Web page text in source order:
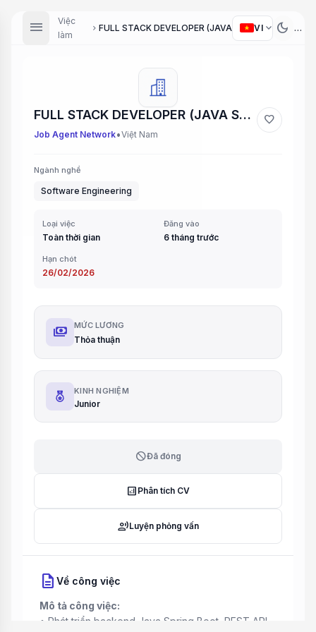
menu
Việc
làm
chevron_right FULL STACK DEVELOPER (JAVA SPRING BOOT + FE)
VI expand_more dark_mode
FULL STACK DEVELOPER (JAVA SPRING BOOT + FE)
Job Agent Network•Việt Nam
favorite
Ngành nghề
Software Engineering
Loại việc
Toàn thời gian
Đăng vào
6 tháng trước
Hạn chót
26/02/2026
payments MỨC LƯƠNG
Thỏa thuận
KINH NGHIỆM
Junior
blockĐã đóng
analytics Phân tích CV
record_voice_overLuyện phỏng vấn
description Về công việc
Mô tả công việc:
• Phát triển backend Java Spring Boot, REST API,